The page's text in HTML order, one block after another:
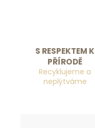
S RESPEKTEM K
PŘÍRODĚ
Recyklujeme a
neplýtváme